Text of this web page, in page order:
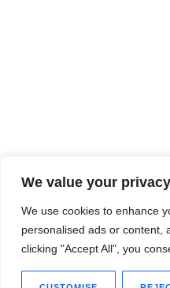
We value your privacy
We use cookies to enhance
personalised ads or content,
clicking "Accept All", you